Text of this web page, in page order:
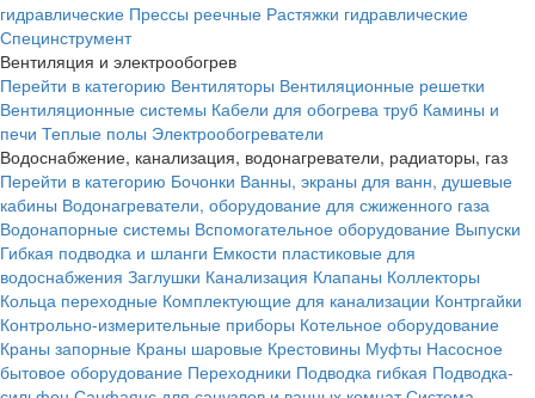
гидравлические Прессы реечные Растяжки гидравлические
Специнструмент
Вентиляция и электрообогрев
Перейти в категорию Вентиляторы Вентиляционные решетки
Вентиляционные системы Кабели для обогрева труб Камины и
печи Теплые полы Электрообогреватели
Водоснабжение, канализация, водонагреватели, радиаторы, газ
Перейти в категорию Бочонки Ванны, экраны для ванн, душевые
кабины Водонагреватели, оборудование для сжиженного газа
Водонапорные системы Вспомогательное оборудование Выпуски
Гибкая подводка и шланги Емкости пластиковые для
водоснабжения Заглушки Канализация Клапаны Коллекторы
Кольца переходные Комплектующие для канализации Контргайки
Контрольно-измерительные приборы Котельное оборудование
Краны запорные Краны шаровые Крестовины Муфты Насосное
бытовое оборудование Переходники Подводка гибкая Подводка-